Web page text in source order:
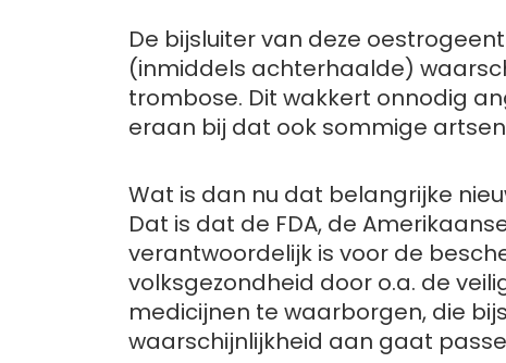
De bijsluiter van deze
(inmiddels achterhaalde)
trombose. Dit wakkert onnodig
eraan bij dat ook sommige
Wat is dan nu dat belangrijke
Dat is dat de FDA, de
verantwoordelijk is voor de
volksgezondheid door o.a. de
medicijnen te waarborgen, die
waarschijnlijkheid aan gaat